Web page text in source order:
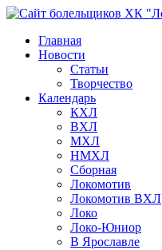
Главная
Новости
Статьи
Творчество
Календарь
КХЛ
ВХЛ
МХЛ
НМХЛ
Сборная
Локомотив
Локомотив ВХЛ
Локо
Локо-Юниор
В Ярославле